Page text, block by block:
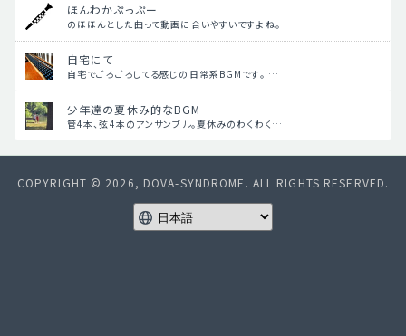
ほんわかぷっぷー
のほほんとした曲って動画に合いやすいですよね。…
自宅にて
自宅でごろごろしてる感じの日常系BGMです。 …
少年達の夏休み的なBGM
管4本、弦4本のアンサンブル。夏休みのわくわく…
COPYRIGHT © 2026, DOVA-SYNDROME. ALL RIGHTS RESERVED.